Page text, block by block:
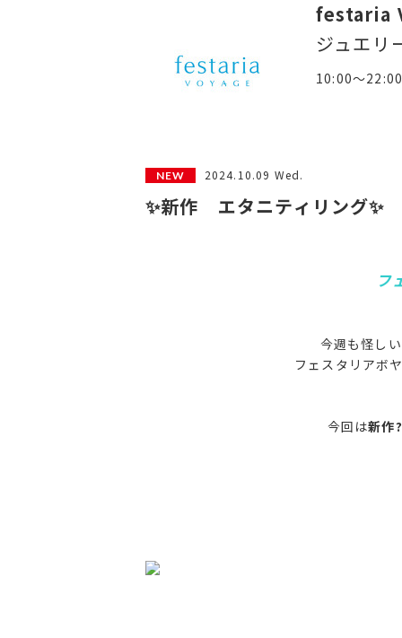
festaria
ジュエリ
10:00～22:00
2024.10.09 Wed.
✨新作 エタニティリング✨
フ
今週も怪し
フェスタリアボ
今回は新作?